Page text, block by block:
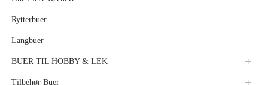
Rytterbuer
Langbuer
BUER TIL HOBBY & LEK
Tilbehør Buer